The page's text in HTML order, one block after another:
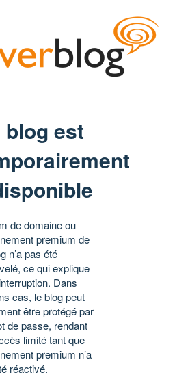
blog est
de domaine ou
premium de
n’a pas été
ce qui explique
Dans
cas, le blog peut
être protégé par
de passe, rendant
limité tant que
premium n’a
réactivé.